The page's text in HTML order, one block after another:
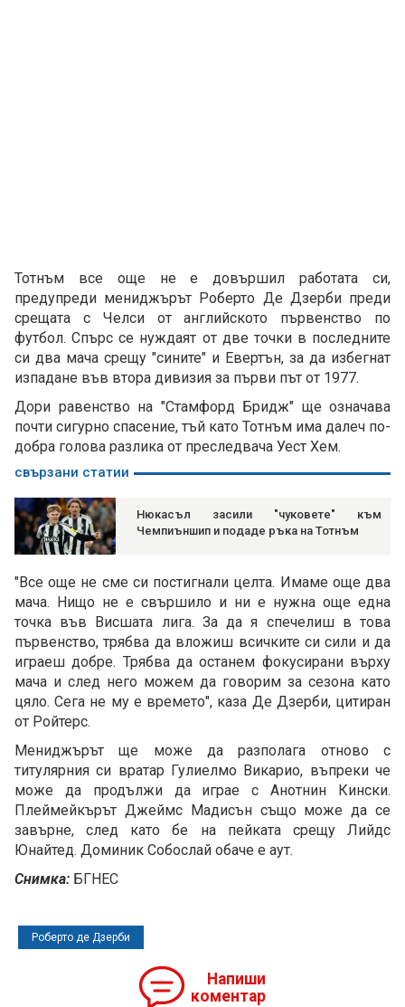
Тотнъм все още не е довършил работата си,
предупреди мениджърът Роберто Де Дзерби преди
срещата с Челси от английското първенство по
футбол. Спърс се нуждаят от две точки в последните
си два мача срещу "сините" и Евертън, за да избегнат
изпадане във втора дивизия за първи път от 1977.
Дори равенство на "Стамфорд Бридж" ще означава
почти сигурно спасение, тъй като Тотнъм има далеч по-
добра голова разлика от преследвача Уест Хем.
свързани статии
Нюкасъл засили "чуковете" към
Чемпиъншип и подаде ръка на Тотнъм
"Все още не сме си постигнали целта. Имаме още два
мача. Нищо не е свършило и ни е нужна още една
точка във Висшата лига. За да я спечелиш в това
първенство, трябва да вложиш всичките си сили и да
играеш добре. Трябва да останем фокусирани върху
мача и след него можем да говорим за сезона като
цяло. Сега не му е времето", каза Де Дзерби, цитиран
от Ройтерс.
Мениджърът ще може да разполага отново с
титулярния си вратар Гулиелмо Викарио, въпреки че
може да продължи да играе с Анотнин Кински.
Плеймейкърът Джеймс Мадисън също може да се
завърне, след като бе на пейката срещу Лийдс
Юнайтед. Доминик Собослай обаче е аут.
Снимка: БГНЕС
Роберто де Дзерби
Напиши
коментар